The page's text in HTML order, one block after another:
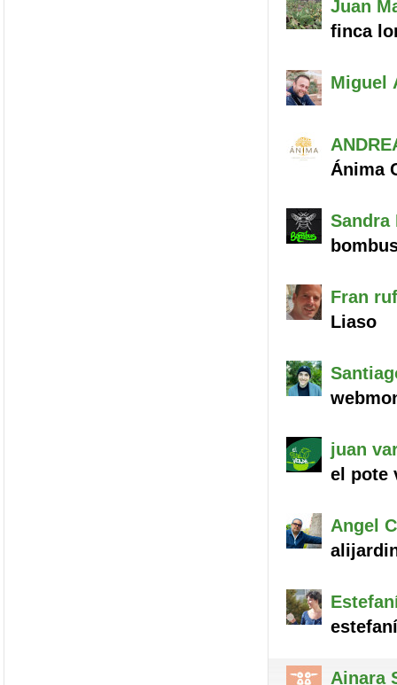
Juan
finca
Miguel
Ánima
Sandra
Fran
Liaso
juan
el pote
Angel
Ainara